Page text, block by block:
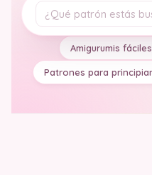
Tu pregunta
Amigurumis fáciles
Patrones para